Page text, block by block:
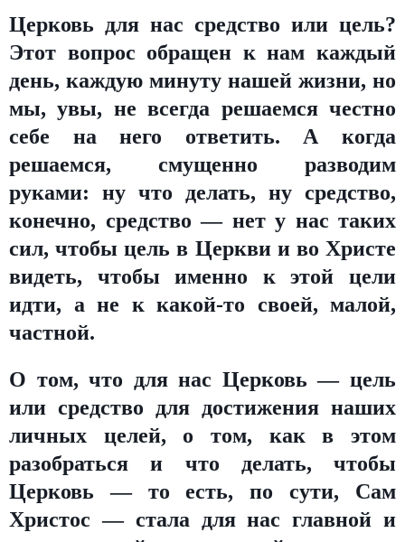
Церковь для нас средство или цель?
Этот вопрос обращен к нам каждый
день, каждую минуту нашей жизни, но
мы, увы, не всегда решаемся честно
себе на него ответить. А когда
решаемся, смущенно разводим
руками: ну что делать, ну средство,
конечно, средство — нет у нас таких
сил, чтобы цель в Церкви и во Христе
видеть, чтобы именно к этой цели
идти, а не к какой-то своей, малой,
частной.
О том, что для нас Церковь — цель
или средство для достижения наших
личных целей, о том, как в этом
разобраться и что делать, чтобы
Церковь — то есть, по сути, Сам
Христос — стала для нас главной и